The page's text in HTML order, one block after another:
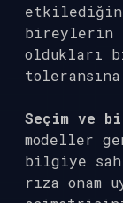
bireylerin
oldukları
Seçim ve
modeller
bilgiye
rıza onam